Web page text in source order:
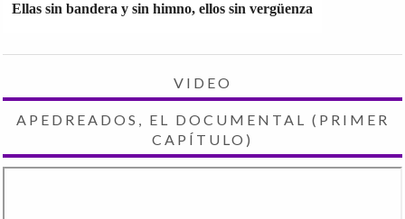
Ellas sin bandera y sin himno, ellos sin vergüenza
VIDEO
APEDREADOS, EL DOCUMENTAL (PRIMER
CAPÍTULO)